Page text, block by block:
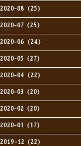
2020-08（25）
2020-07（25）
2020-06（24）
2020-05（27）
2020-04（22）
2020-03（20）
2020-02（20）
2020-01（17）
2019-12（22）